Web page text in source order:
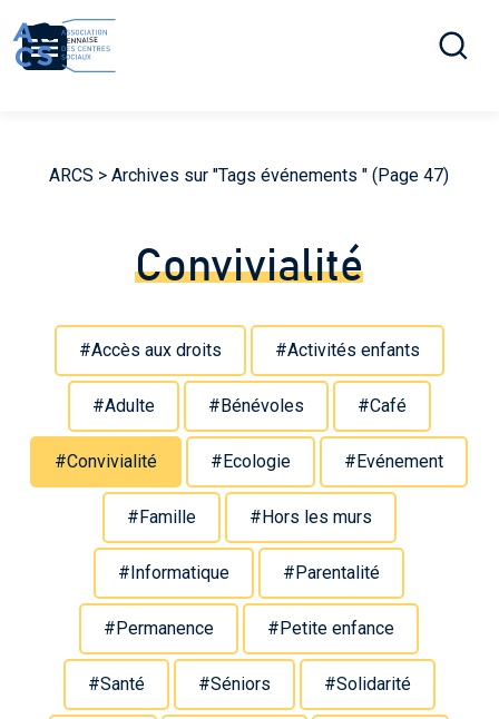
Menu
Ouvrir la
ARCS > Archives sur "Tags événements " (Page 47)
Convivialité
#Accès aux droits #Activités enfants
#Adulte #Bénévoles #Café
#Convivialité #Ecologie #Evénement
#Famille #Hors les murs
#Informatique #Parentalité
#Permanence #Petite enfance
#Santé #Séniors #Solidarité